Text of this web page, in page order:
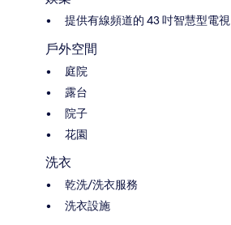
提供有線頻道的 43 吋智慧型電視
戶外空間
庭院
露台
院子
花園
洗衣
乾洗/洗衣服務
洗衣設施